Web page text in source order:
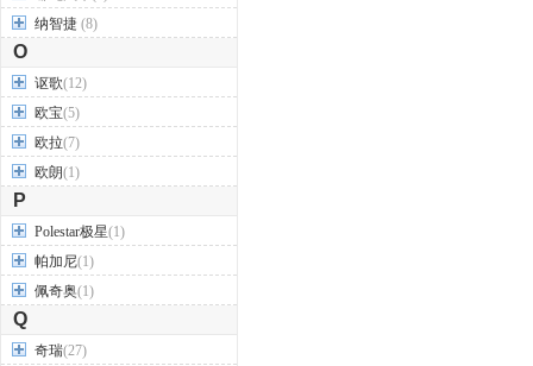
纳智捷 (8)
O
讴歌(12)
欧宝(5)
欧拉(7)
欧朗(1)
P
Polestar极星(1)
帕加尼(1)
佩奇奥(1)
Q
奇瑞(27)